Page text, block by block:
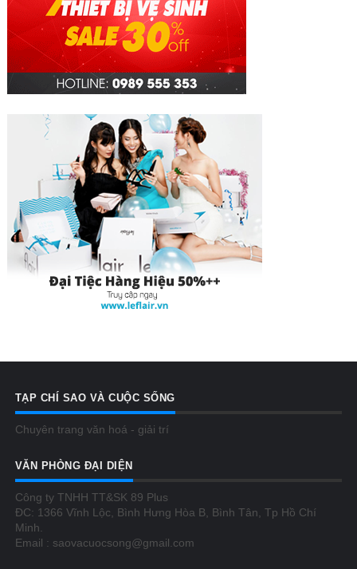
TẠP CHÍ SAO VÀ CUỘC SỐNG
Chuyên trang văn hoá - giải trí
VĂN PHÒNG ĐẠI DIỆN
Công ty TNHH TT&SK 89 Plus
ĐC: 1366 Vĩnh Lộc, Bình Hưng Hòa B, Bình Tân, Tp Hồ Chí
Minh.
Email : saovacuocsong@gmail.com